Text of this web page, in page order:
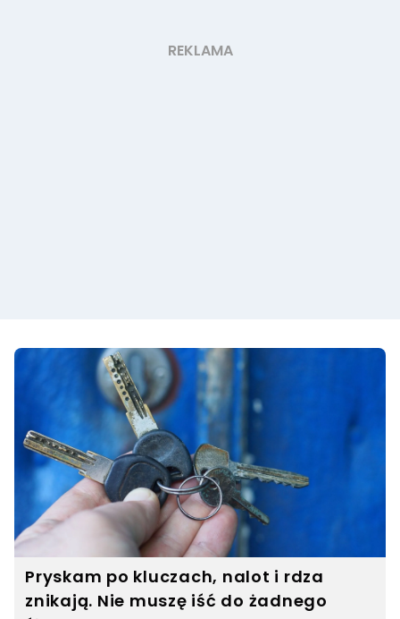
Pryskam po kluczach, nalot i rdza
znikają. Nie muszę iść do żadnego